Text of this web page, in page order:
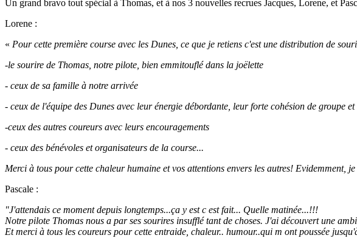
Un grand bravo tout spécial à Thomas, et à nos 3 nouvelles recrues Jacques, Lorene, et
Lorene :
« Pour cette première course avec les Dunes, ce que je retiens c'est une distribution de
-le sourire de Thomas, notre pilote, bien emmitouflé dans la joëlette
- ceux de sa famille à notre arrivée
- ceux de l'équipe des Dunes avec leur énergie débordante, leur forte cohésion de groupe
-ceux des autres coureurs avec leurs encouragements
- ceux des bénévoles et organisateurs de la course...
Merci à tous pour cette chaleur humaine et vos attentions envers les autres!
Pascale :
"J'attendais ce moment depuis longtemps...ça y est c est fait... Quelle matinée...!!!
Notre pilote Thomas nous a par ses sourires insufflé tant de choses. J'ai découvert une
Et merci à tous les coureurs pour cette entraide, chaleur.. humour..qui m ont poussée